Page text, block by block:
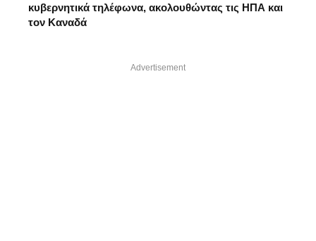
κυβερνητικά τηλέφωνα, ακολουθώντας τις ΗΠΑ και
τον Καναδά
Advertisement